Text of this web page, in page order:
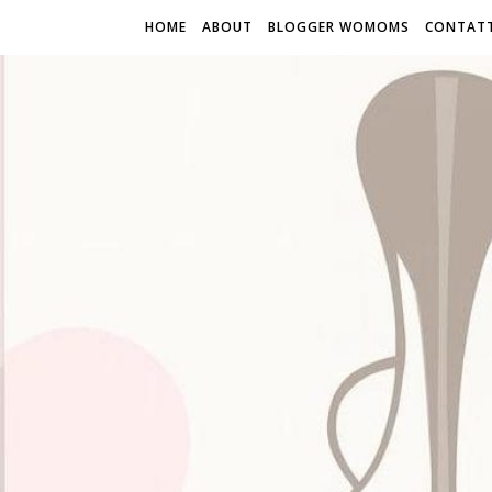
HOME ABOUT BLOGGER WOMOMS